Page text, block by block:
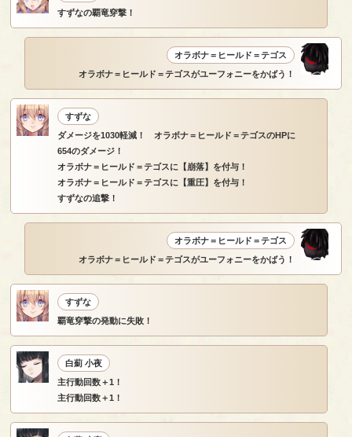
すずなの覇竜穿撃！
オラボナ＝ヒールド＝テゴス
オラボナ＝ヒールド＝テゴスがユーフォニーをかばう！
すずな
ダメージを1030軽減！ オラボナ＝ヒールド＝テゴスのHPに
654のダメージ！
オラボナ＝ヒールド＝テゴスに【崩落】を付与！
オラボナ＝ヒールド＝テゴスに【重圧】を付与！
すずなの追撃！
オラボナ＝ヒールド＝テゴス
オラボナ＝ヒールド＝テゴスがユーフォニーをかばう！
すずな
覇竜穿撃の発動に失敗！
白薊 小夜
主行動回数＋1！
主行動回数＋1！